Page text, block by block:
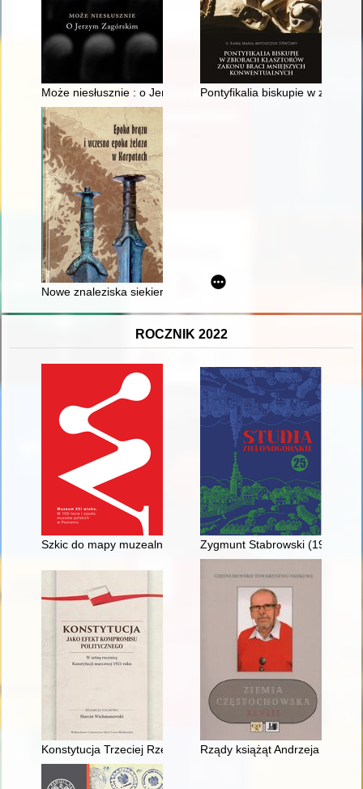
Może niesłusznie : o Jerzym ZagórskimPontyfikalia biskupie w
Nowe znaleziska siekierek z epoki brązu i wczesnej epoki
ROCZNIK 2022
Szkic do mapy muzealnej Rzeczpospolitej A.D. 1921
Zygmunt Stabrowski (1945-
Konstytucja Trzeciej Rzeczypospolitej Polskiej jako efekt
Rządy książąt Andrzeja i Lwa